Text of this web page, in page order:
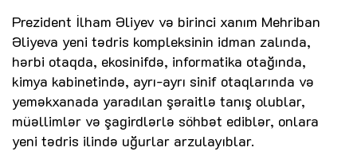
Prezident İlham Əliyev və birinci xanım Mehriban
Əliyeva yeni tədris kompleksinin idman zalında,
hərbi otaqda, ekosinifdə, informatika otağında,
kimya kabinetində, ayrı-ayrı sinif otaqlarında və
yeməkxanada yaradılan şəraitlə tanış olublar,
müəllimlər və şagirdlərlə söhbət ediblər, onlara
yeni tədris ilində uğurlar arzulayıblar.